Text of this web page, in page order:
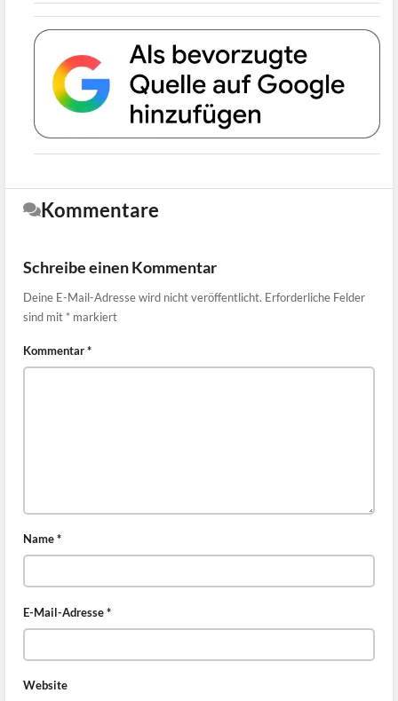
Kommentare
Schreibe einen Kommentar
Deine E-Mail-Adresse wird nicht veröffentlicht. Erforderliche Felder
sind mit * markiert
Kommentar*
Name*
E-Mail-Adresse*
Website